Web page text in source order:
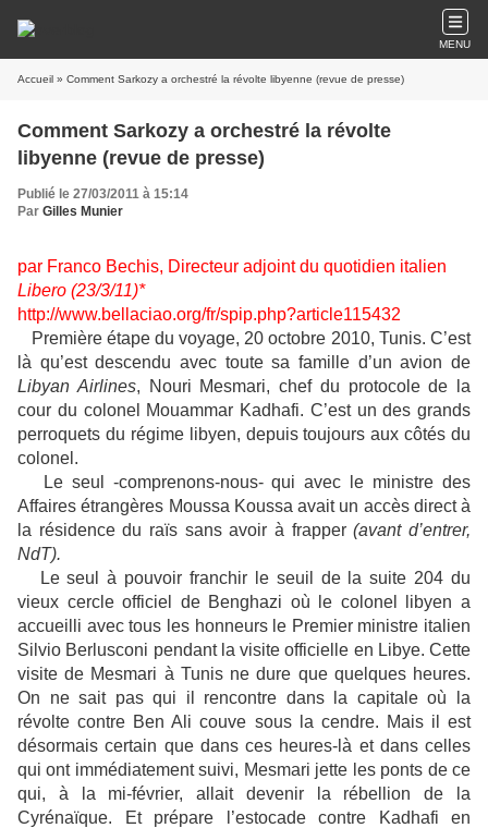
MENU
Accueil » Comment Sarkozy a orchestré la révolte libyenne (revue de presse)
Comment Sarkozy a orchestré la révolte
libyenne (revue de presse)
Publié le 27/03/2011 à 15:14
Par Gilles Munier
par Franco Bechis, Directeur adjoint du quotidien italien
Libero (23/3/11)*
http://www.bellaciao.org/fr/spip.php?article115432
Première étape du voyage, 20 octobre 2010, Tunis. C’est
là qu’est descendu avec toute sa famille d’un avion de
Libyan Airlines, Nouri Mesmari, chef du protocole de la
cour du colonel Mouammar Kadhafi. C’est un des grands
perroquets du régime libyen, depuis toujours aux côtés du
colonel.
Le seul -comprenons-nous- qui avec le ministre des
Affaires étrangères Moussa Koussa avait un accès direct à
la résidence du raïs sans avoir à frapper(avant d’entrer,
NdT).
Le seul à pouvoir franchir le seuil de la suite 204 du
vieux cercle officiel de Benghazi où le colonel libyen a
accueilli avec tous les honneurs le Premier ministre italien
Silvio Berlusconi pendant la visite officielle en Libye. Cette
visite de Mesmari à Tunis ne dure que quelques heures.
On ne sait pas qui il rencontre dans la capitale où la
révolte contre Ben Ali couve sous la cendre. Mais il est
désormais certain que dans ces heures-là et dans celles
qui ont immédiatement suivi, Mesmari jette les ponts de ce
qui, à la mi-février, allait devenir la rébellion de la
Cyrénaïque. Et prépare l’estocade contre Kadhafi en